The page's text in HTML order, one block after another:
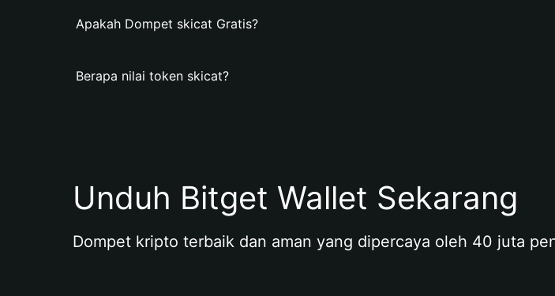
Apakah Dompet skicat Gratis?
Berapa nilai token skicat?
Unduh Bitget Wallet Sekarang
Dompet kripto terbaik dan aman yang dipercaya oleh 40 juta